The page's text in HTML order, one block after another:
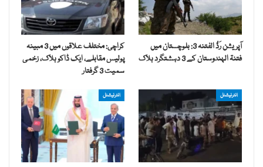
آپریشن رَدُّ الفتنہ 3: بلوچستان میں
فتنۃ الہندوستان کے 3 دہشتگرد ہلاک
کراچی: مختلف علاقوں میں 3 مبینہ
پولیس مقابلے، ایک ڈاکو ہلاک، زخمی
سمیت 3 گرفتار
انٹرنیشنل انٹرنیشنل